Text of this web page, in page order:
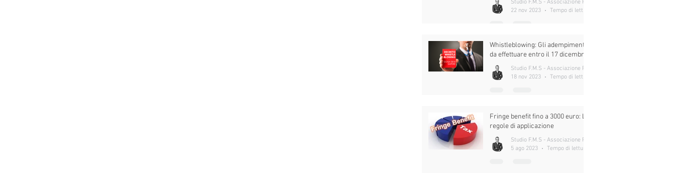
22 nov 2023
Whistleblowing: Gli adempimenti
da effettuare entro il 17 dicembre.
18 nov 2023
Fringe benefit fino a 3000 euro: Le
regole di applicazione
5 ago 2023